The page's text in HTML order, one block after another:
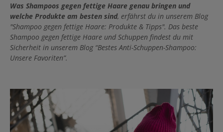
Was Shampoos gegen fettige Haare genau bringen und
welche Produkte am besten sind, erfährst du in unserem Blog
"Shampoo gegen fettige Haare: Produkte & Tipps". Das beste
Shampoo gegen fettige Haare und Schuppen findest du mit
Sicherheit in unserem Blog “Bestes Anti-Schuppen-Shampoo:
Unsere Favoriten”.